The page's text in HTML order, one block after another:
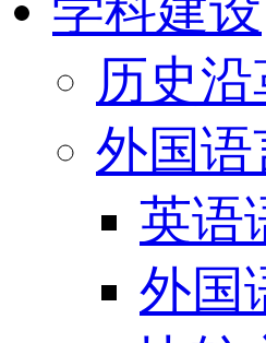
历史沿
外国
英语
外国